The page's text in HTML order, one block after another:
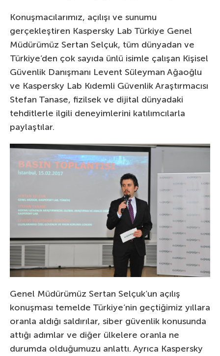
Konuşmacılarımız, açılışı ve sunumu
gerçekleştiren Kaspersky Lab Türkiye Genel
Müdürümüz Sertan Selçuk, tüm dünyadan ve
Türkiye’den çok sayıda ünlü isimle çalışan Kişisel
Güvenlik Danışmanı Levent Süleyman Ağaoğlu
ve Kaspersky Lab Kıdemli Güvenlik Araştırmacısı
Stefan Tanase, fizilsek ve dijital dünyadaki
tehditlerle ilgili deneyimlerini katılımcılarla
paylaştılar.
Genel Müdürümüz Sertan Selçuk’un açılış
konuşması temelde Türkiye’nin geçtiğimiz yıllara
oranla aldığı saldırılar, siber güvenlik konusunda
attığı adımlar ve diğer ülkelere oranla ne
durumda olduğumuzu anlattı. Ayrıca Kaspersky